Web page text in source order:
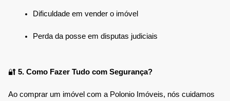
Dificuldade em vender o imóvel
Perda da posse em disputas judiciais
🔐 5. Como Fazer Tudo com Segurança?
Ao comprar um imóvel com a Polonio Imóveis, nós cuidamos